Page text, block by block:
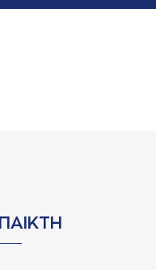
ΠΑΙΚΤΗ